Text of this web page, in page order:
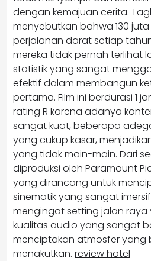
dengan kemajuan cerita.
menyebutkan bahwa 130
perjalanan darat setiap
mereka tidak pernah terlihat
statistik yang sangat
efektif dalam membangun
pertama. Film ini berdurasi 1
rating R karena adanya
sangat kuat, beberapa
yang cukup kasar,
yang tidak main-main. Dari
diproduksi oleh Paramount
yang dirancang untuk
sinematik yang sangat
mengingat setting jalan
kualitas audio yang sangat
menciptakan atmosfer yang
menakutkan. review hotel